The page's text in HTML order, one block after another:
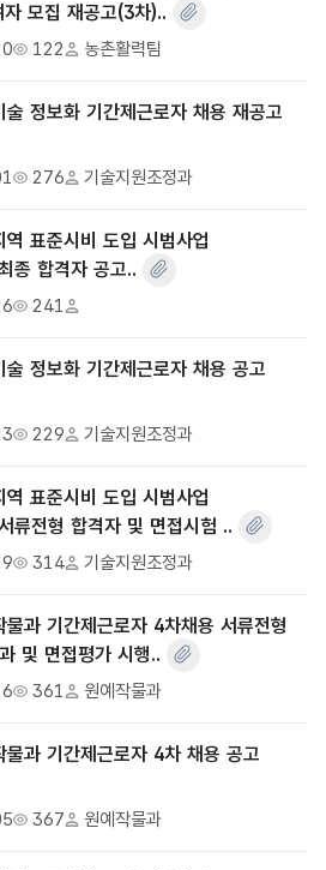
자 모집 재공고(3차)..
122 농촌활력팀
정보화 기간제근로자 채용 재공고
276 기술지원조정과
표준시비 도입 시범사업
종 합격자 공고..
241
정보화 기간제근로자 채용 공고
229 기술지원조정과
표준시비 도입 시범사업
류전형 합격자 및 면접시험 ..
314 기술지원조정과
과 기간제근로자 4차채용 서류전형
및 면접평가 시행..
361 원예작물과
과 기간제근로자 4차 채용 공고
367 원예작물과